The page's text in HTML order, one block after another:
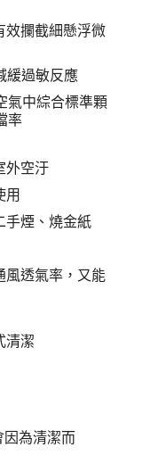
效攔截細懸浮微
緩過敏反應
氣中綜合標準顆
率
外空汙
用
手煙、燒金紙
風透氣率，又能
清潔
因為清潔而